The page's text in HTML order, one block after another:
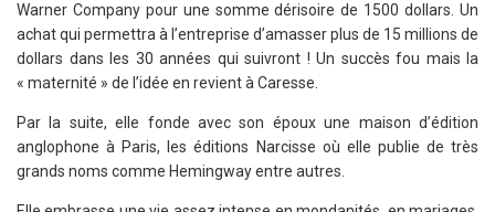
Warner Company pour une somme dérisoire de 1500 dollars. Un
achat qui permettra à l’entreprise d’amasser plus de 15 millions de
dollars dans les 30 années qui suivront ! Un succès fou mais la
« maternité » de l’idée en revient à Caresse.
Par la suite, elle fonde avec son époux une maison d’édition
anglophone à Paris, les éditions Narcisse où elle publie de très
grands noms comme Hemingway entre autres.